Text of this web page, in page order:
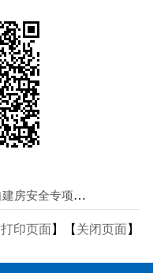
蓝山县人民政府关于开展全县居民自建房安全专项整治行动的通告
打印页面】【 关闭页面】